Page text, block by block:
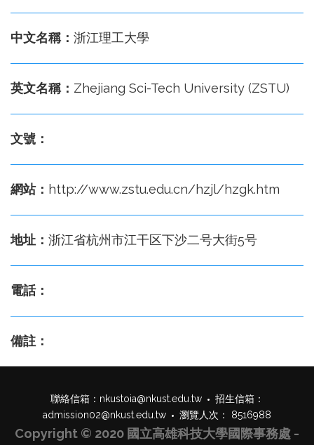
中文名稱： 浙江理工大學
英文名稱： Zhejiang Sci-Tech University (ZSTU)
文號：
網站： http://www.zstu.edu.cn/hzjl/hzgk.htm
地址： 浙江省杭州市江干区下沙二号大街5号
電話：
備註：
聯絡信箱： nkustoia@nkust.edu.tw
招生信箱：
admission02@nkust.edu.tw
瀏覽人次： 8516988
Copyright © 2020 國立高雄科技大學國際事務處 -